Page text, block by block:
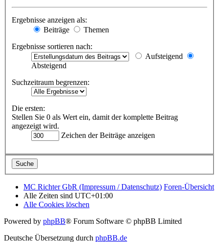
Ergebnisse anzeigen als:
Beiträge
Themen
Ergebnisse sortieren nach:
Aufsteigend
Absteigend
Suchzeitraum begrenzen:
Die ersten:
Stellen Sie 0 als Wert ein, damit der komplette Beitrag
angezeigt wird.
Zeichen der Beiträge anzeigen
MC Richter GbR (Impressum / Datenschutz) Foren-Übersicht
Alle Zeiten sind UTC+01:00
Alle Cookies löschen
Powered by phpBB® Forum Software © phpBB Limited
Deutsche Übersetzung durch phpBB.de